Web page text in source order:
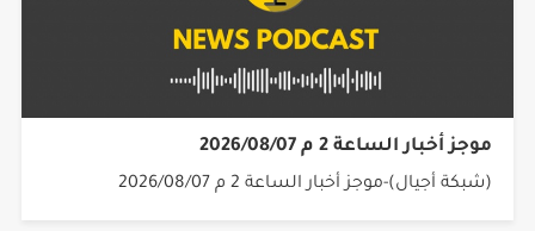
موجز أخبار الساعة 2 م 2026/08/07
(شبكة أجيال)-موجز أخبار الساعة 2 م 2026/08/07